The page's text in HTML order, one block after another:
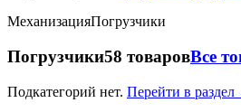
МеханизацияПогрузчики
Погрузчики58 товаровВсе
Подкатегорий нет. Перейти в